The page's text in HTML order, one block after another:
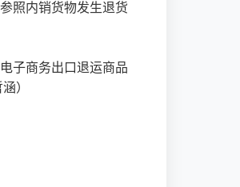
照内销货物发生退货
子商务出口退运商品
）